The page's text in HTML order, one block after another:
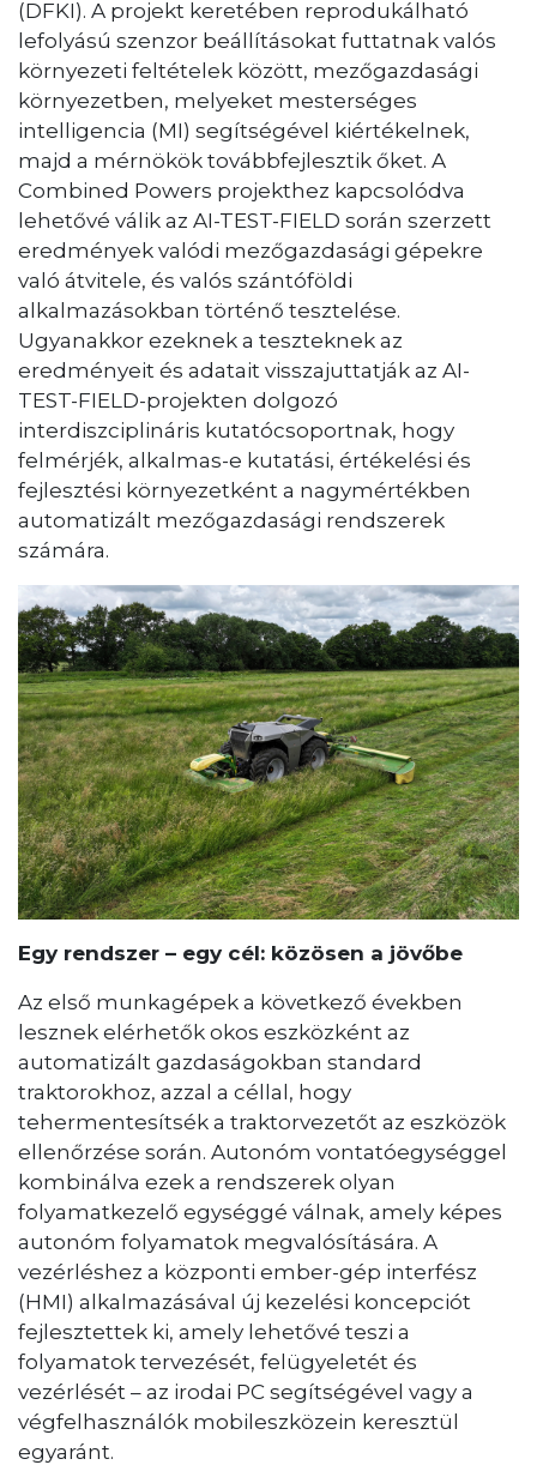
(DFKI). A projekt keretében reprodukálható
lefolyású szenzor beállításokat futtatnak valós
környezeti feltételek között, mezőgazdasági
környezetben, melyeket mesterséges
intelligencia (MI) segítségével kiértékelnek,
majd a mérnökök továbbfejlesztik őket. A
Combined Powers projekthez kapcsolódva
lehetővé válik az AI-TEST-FIELD során szerzett
eredmények valódi mezőgazdasági gépekre
való átvitele, és valós szántóföldi
alkalmazásokban történő tesztelése.
Ugyanakkor ezeknek a teszteknek az
eredményeit és adatait visszajuttatják az AI-
TEST-FIELD-projekten dolgozó
interdiszciplináris kutatócsoportnak, hogy
felmérjék, alkalmas-e kutatási, értékelési és
fejlesztési környezetként a nagymértékben
automatizált mezőgazdasági rendszerek
számára.
Egy rendszer – egy cél: közösen a jövőbe
Az első munkagépek a következő években
lesznek elérhetők okos eszközként az
automatizált gazdaságokban standard
traktorokhoz, azzal a céllal, hogy
tehermentesítsék a traktorvezetőt az eszközök
ellenőrzése során. Autonóm vontatóegységgel
kombinálva ezek a rendszerek olyan
folyamatkezelő egységgé válnak, amely képes
autonóm folyamatok megvalósítására. A
vezérléshez a központi ember-gép interfész
(HMI) alkalmazásával új kezelési koncepciót
fejlesztettek ki, amely lehetővé teszi a
folyamatok tervezését, felügyeletét és
vezérlését – az irodai PC segítségével vagy a
végfelhasználók mobileszközein keresztül
egyaránt.